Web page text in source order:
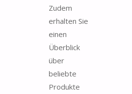
Zudem
erhalten Sie
einen
Überblick
über
beliebte
Produkte